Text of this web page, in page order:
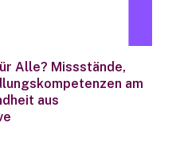
Alle? Missstände,
am
aus